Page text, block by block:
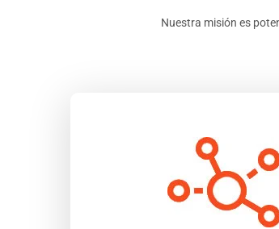
Nuestra misión es